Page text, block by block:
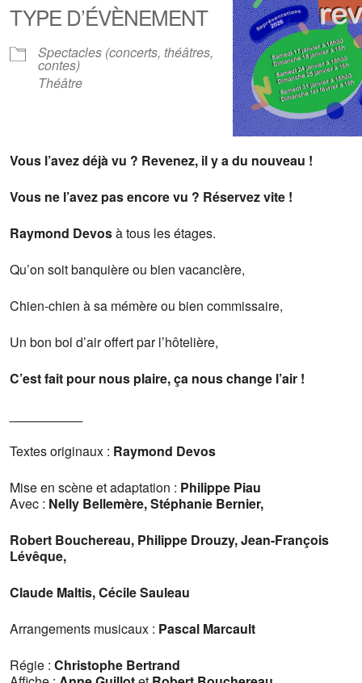
TYPE D’ÉVÈNEMENT
Spectacles (concerts, théâtres,
contes)
Théâtre
Vous l’avez déjà vu ? Revenez, il y a du nouveau !
Vous ne l’avez pas encore vu ? Réservez vite !
Raymond Devosà tous les étages.
Qu’on soit banquière ou bien vacancière,
Chien-chien à sa mémère ou bien commissaire,
Un bon bol d’air offert par l’hôtelière,
C’est fait pour nous plaire, ça nous change l’air !
Textes originaux : Raymond Devos
Mise en scène et adaptation : Philippe Piau
Avec : Nelly Bellemère, Stéphanie Bernier,
Robert Bouchereau, Philippe Drouzy, Jean-François
Lévêque,
Claude Maltis, Cécile Sauleau
Arrangements musicaux : Pascal Marcault
Régie : Christophe Bertrand